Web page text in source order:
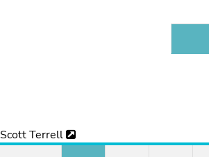
Scott Terrell